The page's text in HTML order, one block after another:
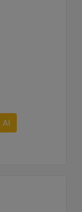
Al